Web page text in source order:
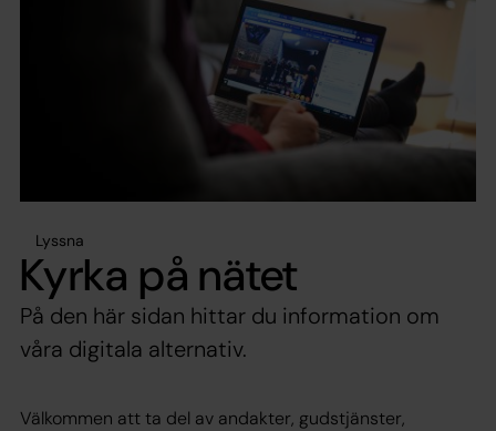
Lyssna
Kyrka på nätet
På den här sidan hittar du information om
våra digitala alternativ.
Välkommen att ta del av andakter, gudstjänster,